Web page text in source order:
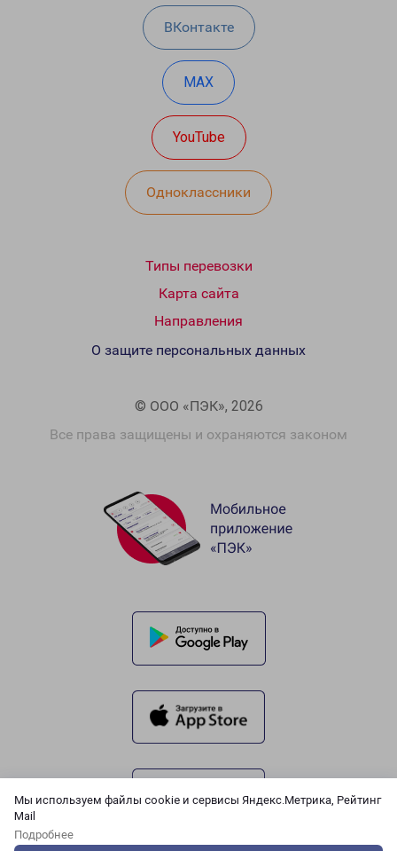
Мы используем файлы cookie и сервисы Яндекс.Метрика, Рейтинг
Mail
Подробнее
ВКонтакте
MAX
YouTube
Одноклассники
Типы перевозки
Карта сайта
Направления
© ООО «ПЭК», 2026
Все права защищены и охраняются законом
О защите персональных данных